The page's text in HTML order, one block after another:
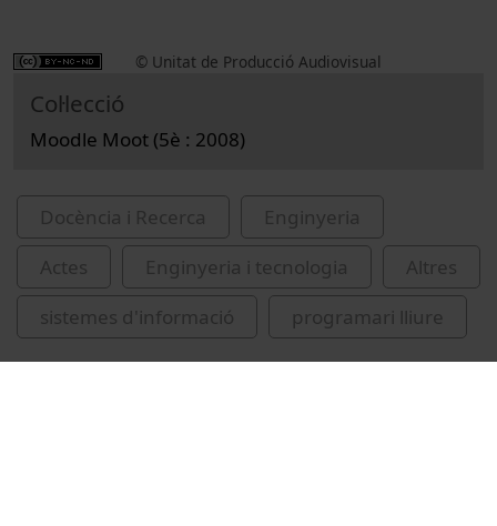
© Unitat de Producció Audiovisual
Col·lecció
Moodle Moot (5è : 2008)
Docència i Recerca
Enginyeria
Actes
Enginyeria i tecnologia
Altres
sistemes d'informació
programari lliure